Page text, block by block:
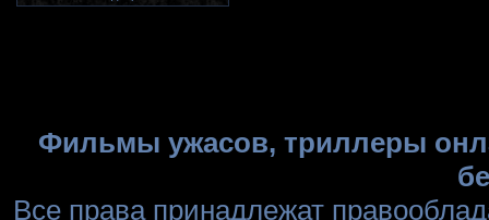
Фильмы ужасов, триллеры
Все права принадлежат